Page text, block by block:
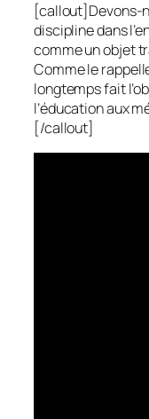
[callout]Devons-
discipline dans
comme un objet
Comme le
longtemps fait
l’éducation aux
[/callout]